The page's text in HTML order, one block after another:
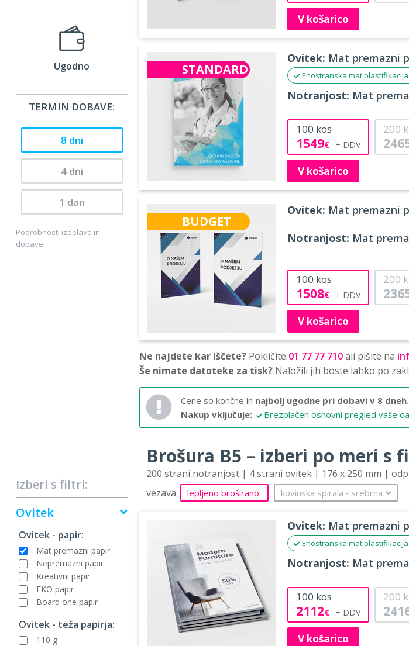
Ugodno
TERMIN DOBAVE:
8 dni
4 dni
1 dan
Podrobnosti izdelave in
dobave
Izberi s filtri:
Ovitek
Ovitek - papir:
Mat premazni papir
Nepremazni papir
Kreativni papir
EKO papir
Board one papir
Ovitek - teža papirja:
110 g
V košarico
STANDARD
Ovitek: Mat premazni
Enostranska mat
Notranjost: Mat
100 kos
1549€
200
V košarico
BUDGET
Ovitek: Mat premazni
Notranjost: Mat
100 kos
1508€
200
V košarico
Ne najdete kar iščete? Pokličite 01 77 77 710ali pišite na
Še nimate datoteke za tisk? Naložili jih boste lahko po
Cene so končne in najbolj ugodne pri dobavi v 8 dneh.
Nakup vključuje:
Brezplačen osnovni pregled vaše
Brošura B5 – izberi po meri s
200 strani notranjost | 4 strani ovitek | 176 x 250 mm |
vezava
lepljeno broširano kovinska spirala ‐ srebrna
Ovitek: Mat premazni
Enostranska mat
Notranjost: Mat
100 kos
2112€
200
V košarico